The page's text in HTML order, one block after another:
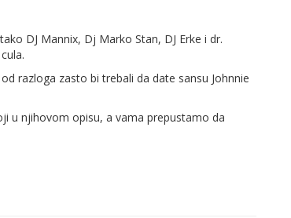
DJ Mannix, Dj Marko Stan, DJ Erke i dr.
razloga zasto bi trebali da date sansu Johnnie
u njihovom opisu, a vama prepustamo da